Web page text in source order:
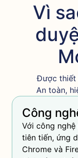
Vì
Được thiết
An toàn,
Công
Với công
tiên tiến, ứng
Chrome và